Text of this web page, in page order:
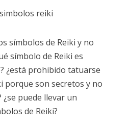
símbolos de Reiki y no
símbolo de Reiki es
¿está prohibido tatuarse
porque son secretos y no
¿se puede llevar un
de Reiki?